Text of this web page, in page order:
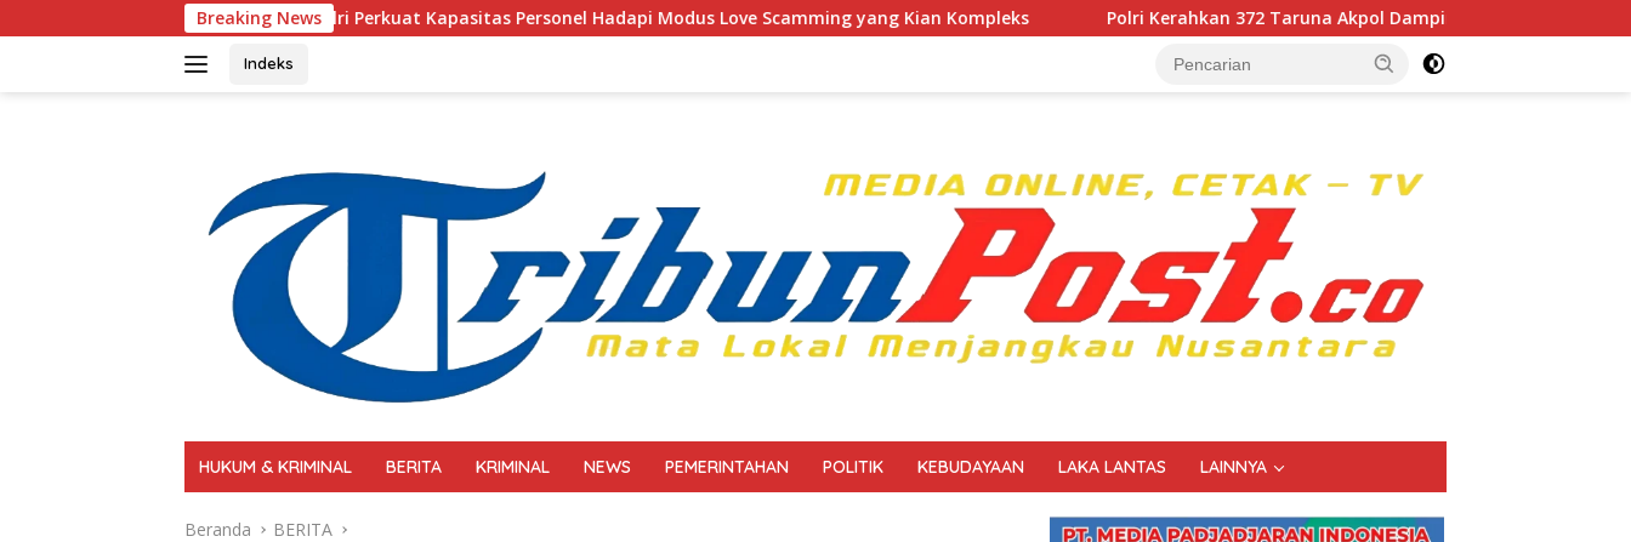
ke
Breaking News
Polri Perkuat Kapasitas Personel Hadapi Modus Love Scamming yang Kian Kompleks Polri Kerahkan 372 Taruna Akpol Dampingi Siswa di 73 Sekolah Rakyat Bersama
Indeks
HUKUM & KRIMINAL BERITA KRIMINAL NEWS PEMERINTAHAN POLITIK KEBUDAYAAN LAKA LANTAS LAINNYA
Beranda BERITA